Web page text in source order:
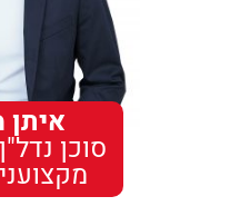
איתן
סוכן